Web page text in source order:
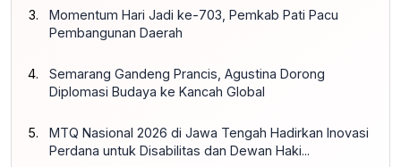
Momentum Hari Jadi ke-703, Pemkab Pati Pacu
Pembangunan Daerah
Semarang Gandeng Prancis, Agustina Dorong
Diplomasi Budaya ke Kancah Global
MTQ Nasional 2026 di Jawa Tengah Hadirkan Inovasi
Perdana untuk Disabilitas dan Dewan Haki...